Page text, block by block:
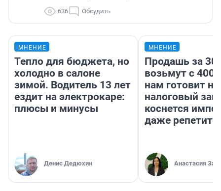
636 Обсудить
МНЕНИЕ
Тепло для бюджета, но
холодно в салоне
зимой. Водитель 13 лет
ездит на электрокаре:
плюсы и минусы
Денис Дедюхин
МНЕНИЕ
Продашь за
возьмут с
нам готовит
налоговый
коснется
даже
Анастасия